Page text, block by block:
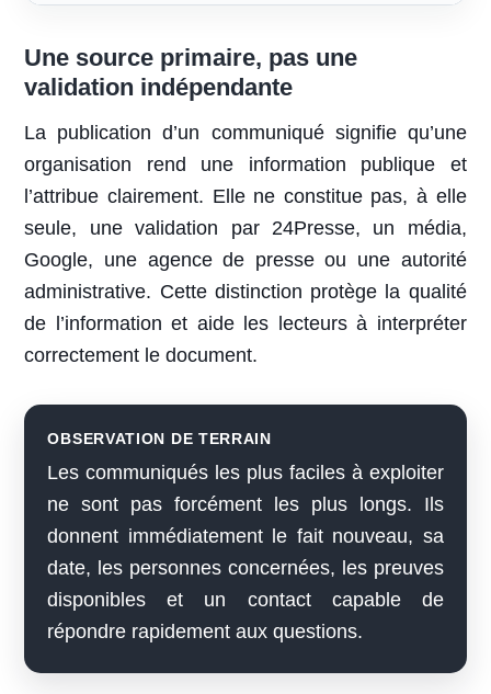
Une source primaire, pas une
validation indépendante
La publication d’un communiqué signifie qu’une
organisation rend une information publique et
l’attribue clairement. Elle ne constitue pas, à elle
seule, une validation par 24Presse, un média,
Google, une agence de presse ou une autorité
administrative. Cette distinction protège la qualité
de l’information et aide les lecteurs à interpréter
correctement le document.
OBSERVATION DE TERRAIN
Les communiqués les plus faciles à exploiter
ne sont pas forcément les plus longs. Ils
donnent immédiatement le fait nouveau, sa
date, les personnes concernées, les preuves
disponibles et un contact capable de
répondre rapidement aux questions.